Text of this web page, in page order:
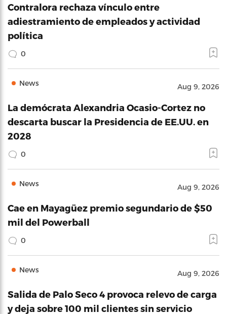
Contralora rechaza vínculo entre
adiestramiento de empleados y actividad
política
0
News Aug 9, 2026
La demócrata Alexandria Ocasio-Cortez no
descarta buscar la Presidencia de EE.UU. en
2028
0
News Aug 9, 2026
Cae en Mayagüez premio segundario de $50
mil del Powerball
0
News Aug 9, 2026
Salida de Palo Seco 4 provoca relevo de carga
y deja sobre 100 mil clientes sin servicio